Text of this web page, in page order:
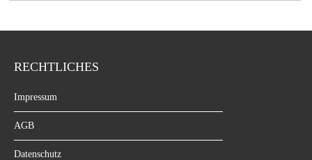
RECHTLICHES
Impressum
AGB
Datenschutz